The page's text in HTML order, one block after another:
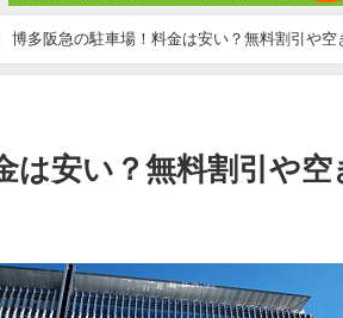
博多阪急の駐車場！料金は安い？無料割引や空
は安い？無料割引や空